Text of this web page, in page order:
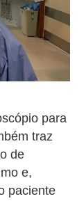
para
traz
de
e,
paciente